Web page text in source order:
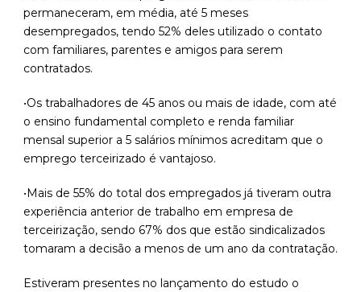
permaneceram, em média, até 5 meses
desempregados, tendo 52% deles utilizado o contato
com familiares, parentes e amigos para serem
contratados.
•Os trabalhadores de 45 anos ou mais de idade, com até
o ensino fundamental completo e renda familiar
mensal superior a 5 salários mínimos acreditam que o
emprego terceirizado é vantajoso.
•Mais de 55% do total dos empregados já tiveram outra
experiência anterior de trabalho em empresa de
terceirização, sendo 67% dos que estão sindicalizados
tomaram a decisão a menos de um ano da contratação.
Estiveram presentes no lançamento do estudo o